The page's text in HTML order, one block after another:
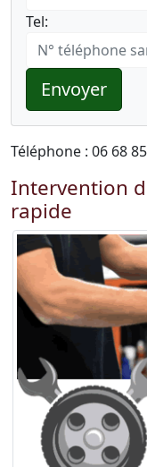
Tel:
Envoyer
Téléphone : 06 68
Intervention
rapide